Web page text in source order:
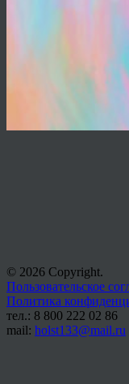
© 2026 Copyright.
Пользовательское
Политика
тел.: 8 800 222 02 86
mail: holst133@mail.ru